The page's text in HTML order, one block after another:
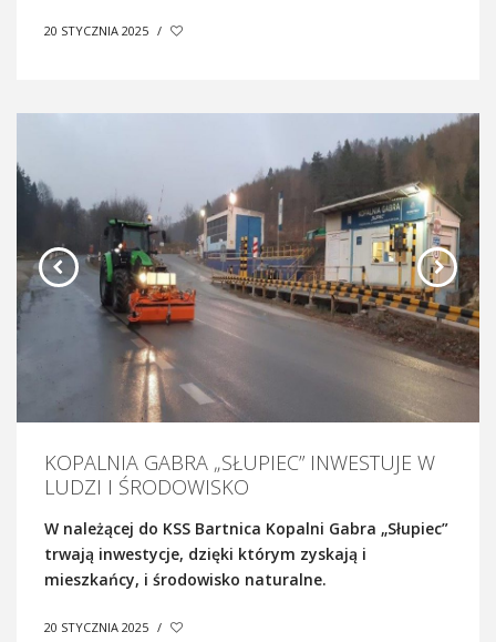
20 STYCZNIA 2025 /
KOPALNIA GABRA „SŁUPIEC” INWESTUJE W
LUDZI I ŚRODOWISKO
W należącej do KSS Bartnica Kopalni Gabra „Słupiec”
trwają inwestycje, dzięki którym zyskają i
mieszkańcy, i środowisko naturalne.
20 STYCZNIA 2025 /